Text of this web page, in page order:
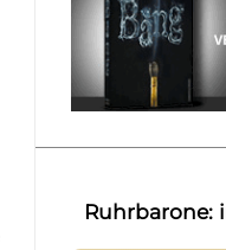
Ruhrbarone: